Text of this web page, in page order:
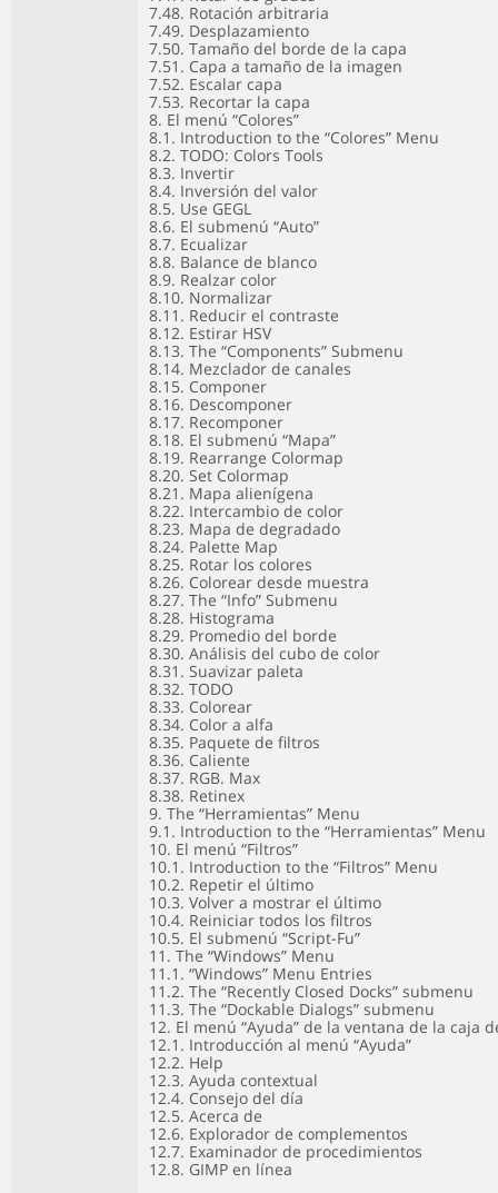
7.48. Rotación arbitraria
7.49. Desplazamiento
7.50. Tamaño del borde de la capa
7.51. Capa a tamaño de la imagen
7.52. Escalar capa
7.53. Recortar la capa
8. El menú “Colores”
8.1. Introduction to the “Colores” Menu
8.2. TODO: Colors Tools
8.3. Invertir
8.4. Inversión del valor
8.5. Use GEGL
8.6. El submenú “Auto”
8.7. Ecualizar
8.8. Balance de blanco
8.9. Realzar color
8.10. Normalizar
8.11. Reducir el contraste
8.12. Estirar HSV
8.13. The “Components” Submenu
8.14. Mezclador de canales
8.15. Componer
8.16. Descomponer
8.17. Recomponer
8.18. El submenú “Mapa”
8.19. Rearrange Colormap
8.20. Set Colormap
8.21. Mapa alienígena
8.22. Intercambio de color
8.23. Mapa de degradado
8.24. Palette Map
8.25. Rotar los colores
8.26. Colorear desde muestra
8.27. The “Info” Submenu
8.28. Histograma
8.29. Promedio del borde
8.30. Análisis del cubo de color
8.31. Suavizar paleta
8.32. TODO
8.33. Colorear
8.34. Color a alfa
8.35. Paquete de filtros
8.36. Caliente
8.37. RGB. Max
8.38. Retinex
9. The “Herramientas” Menu
9.1. Introduction to the “Herramientas” Menu
10. El menú “Filtros”
10.1. Introduction to the “Filtros” Menu
10.2. Repetir el último
10.3. Volver a mostrar el último
10.4. Reiniciar todos los filtros
10.5. El submenú “Script-Fu”
11. The “Windows” Menu
11.1. “Windows” Menu Entries
11.2. The “Recently Closed Docks” submenu
11.3. The “Dockable Dialogs” submenu
12. El menú “Ayuda” de la ventana de la caja
12.1. Introducción al menú “Ayuda”
12.2. Help
12.3. Ayuda contextual
12.4. Consejo del día
12.5. Acerca de
12.6. Explorador de complementos
12.7. Examinador de procedimientos
12.8. GIMP en línea